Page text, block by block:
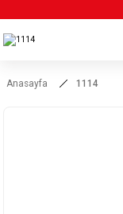
Anasayfa 1114